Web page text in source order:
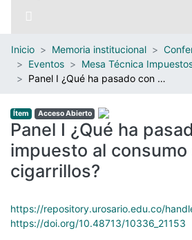
Inicio Memoria institucional
Eventos
Panel I ¿Qué ha pasado con el impuesto al consumo de cigarrillos?
Ítem Acceso Abierto
Panel I ¿Qué ha
impuesto al consumo
cigarrillos?
https://repository.urosario.edu.co/
https://doi.org/10.48713/10336_21153